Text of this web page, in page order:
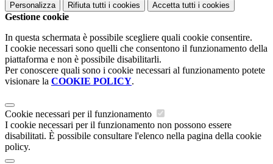
Personalizza Rifiuta tutti i cookies Accetta tutti i cookies
Gestione cookie
In questa schermata è possibile scegliere quali cookie consentire.
I cookie necessari sono quelli che consentono il funzionamento della
piattaforma e non è possibile disabilitarli.
Per conoscere quali sono i cookie necessari al funzionamento potete
visionare la COOKIE POLICY.
Cookie necessari per il funzionamento
I cookie necessari per il funzionamento non possono essere
disabilitati. È possibile consultare l'elenco nella pagina della cookie
policy.